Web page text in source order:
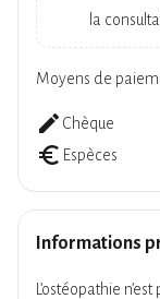
la
Moyens de
create Chèque
euro_symbol Espèces
Informations
L’ostéopathie